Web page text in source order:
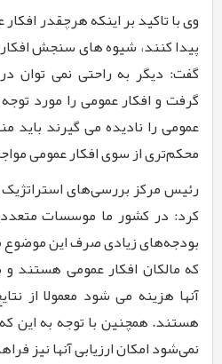
وی با تاکید بر اینکه هرچقدر
پیدا کنند، شیوه های سنجش
گفت: دیگر به راحتی نمی توان
گرفت و افکار عمومی را مورد
عمومی را نادیده می گیرند باید
محکم‌تری از سوی افکار عمومی
رئیس مرکز بررسی‌های
کرد: در کشور ما موسسات
بودجه‌های زیادی صرف این موضوع
که مالکان افکار عمومی هستند
آنها هزینه می شود معمولا از
هستند. همچنین با توجه به این که
نمی‌شود امکان ارزیابی آنها نیز